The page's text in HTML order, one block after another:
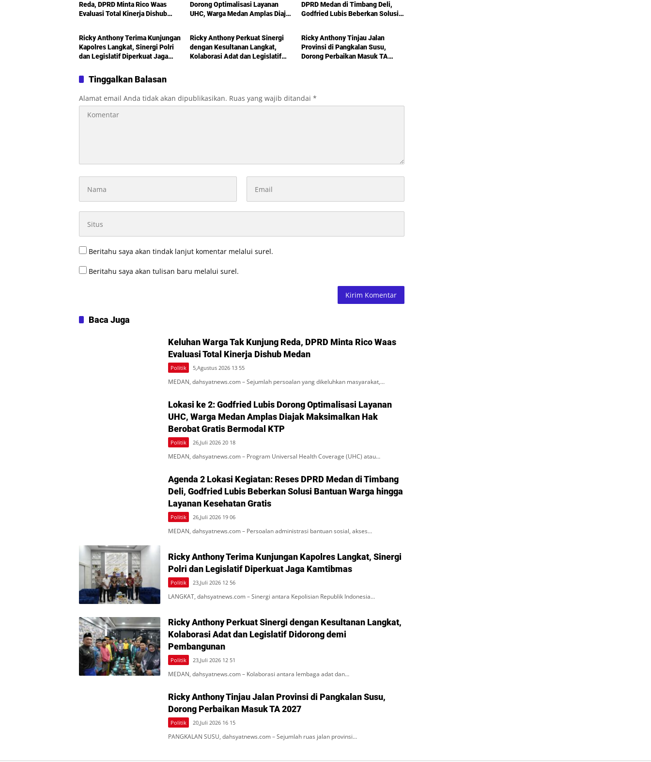
Reda, DPRD Minta Rico Waas
Evaluasi Total Kinerja Dishub
Dorong Optimalisasi Layanan
UHC, Warga Medan Amplas Diajak
DPRD Medan di Timbang Deli,
Godfried Lubis Beberkan Solusi
Ricky Anthony Terima Kunjungan
Kapolres Langkat, Sinergi Polri
dan Legislatif Diperkuat Jaga
Politik
Ricky Anthony Perkuat Sinergi
dengan Kesultanan Langkat,
Kolaborasi Adat dan Legislatif
Ricky Anthony Tinjau Jalan
Provinsi di Pangkalan Susu,
Dorong Perbaikan Masuk TA
Tinggalkan Balasan
Alamat email Anda tidak akan dipublikasikan. Ruas yang wajib ditandai *
Beritahu saya akan tindak lanjut komentar melalui surel.
Beritahu saya akan tulisan baru melalui surel.
Baca Juga
Keluhan Warga Tak Kunjung Reda, DPRD Minta Rico Waas
Evaluasi Total Kinerja Dishub Medan
Politik 5,Agustus 2026 13 55
MEDAN, dahsyatnews.com – Sejumlah persoalan yang dikeluhkan masyarakat,…
Lokasi ke 2: Godfried Lubis Dorong Optimalisasi Layanan
UHC, Warga Medan Amplas Diajak Maksimalkan Hak
Berobat Gratis Bermodal KTP
Politik 26,Juli 2026 20 18
MEDAN, dahsyatnews.com – Program Universal Health Coverage (UHC) atau…
Agenda 2 Lokasi Kegiatan: Reses DPRD Medan di Timbang
Deli, Godfried Lubis Beberkan Solusi Bantuan Warga hingga
Layanan Kesehatan Gratis
Politik 26,Juli 2026 19 06
MEDAN, dahsyatnews.com – Persoalan administrasi bantuan sosial, akses…
Ricky Anthony Terima Kunjungan Kapolres Langkat, Sinergi
Polri dan Legislatif Diperkuat Jaga Kamtibmas
Politik 23,Juli 2026 12 56
LANGKAT, dahsyatnews.com – Sinergi antara Kepolisian Republik Indonesia…
Ricky Anthony Perkuat Sinergi dengan Kesultanan Langkat,
Kolaborasi Adat dan Legislatif Didorong demi
Pembangunan
Politik 23,Juli 2026 12 51
MEDAN, dahsyatnews.com – Kolaborasi antara lembaga adat dan…
Ricky Anthony Tinjau Jalan Provinsi di Pangkalan Susu,
Dorong Perbaikan Masuk TA 2027
Politik 20,Juli 2026 16 15
PANGKALAN SUSU, dahsyatnews.com – Sejumlah ruas jalan provinsi…